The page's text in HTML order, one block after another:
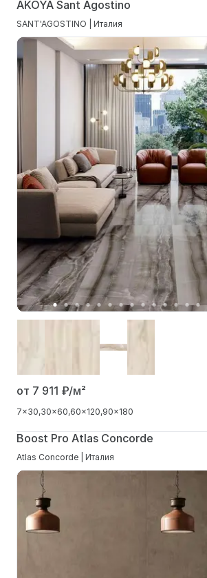
AKOYA Sant Agostino
SANT'AGOSTINO | Италия
от 7 911 ₽/м²
7x30 30x60 60x120 90x180
Boost Pro Atlas Concorde
Atlas Concorde | Италия